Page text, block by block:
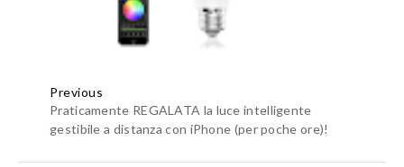
Previous
Praticamente REGALATA la luce intelligente
gestibile a distanza con iPhone (per poche ore)!